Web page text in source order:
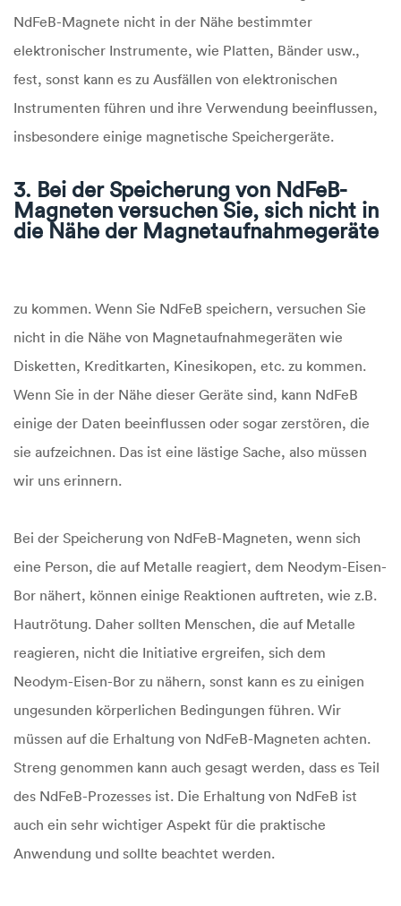
NdFeB-Magnete nicht in der Nähe bestimmter
elektronischer Instrumente, wie Platten, Bänder usw.,
fest, sonst kann es zu Ausfällen von elektronischen
Instrumenten führen und ihre Verwendung beeinflussen,
insbesondere einige magnetische Speichergeräte.
3. Bei der Speicherung von NdFeB-
Magneten versuchen Sie, sich nicht in
die Nähe der Magnetaufnahmegeräte
zu kommen. Wenn Sie NdFeB speichern, versuchen Sie
nicht in die Nähe von Magnetaufnahmegeräten wie
Disketten, Kreditkarten, Kinesikopen, etc. zu kommen.
Wenn Sie in der Nähe dieser Geräte sind, kann NdFeB
einige der Daten beeinflussen oder sogar zerstören, die
sie aufzeichnen. Das ist eine lästige Sache, also müssen
wir uns erinnern.
Bei der Speicherung von NdFeB-Magneten, wenn sich
eine Person, die auf Metalle reagiert, dem Neodym-Eisen-
Bor nähert, können einige Reaktionen auftreten, wie z.B.
Hautrötung. Daher sollten Menschen, die auf Metalle
reagieren, nicht die Initiative ergreifen, sich dem
Neodym-Eisen-Bor zu nähern, sonst kann es zu einigen
ungesunden körperlichen Bedingungen führen. Wir
müssen auf die Erhaltung von NdFeB-Magneten achten.
Streng genommen kann auch gesagt werden, dass es Teil
des NdFeB-Prozesses ist. Die Erhaltung von NdFeB ist
auch ein sehr wichtiger Aspekt für die praktische
Anwendung und sollte beachtet werden.